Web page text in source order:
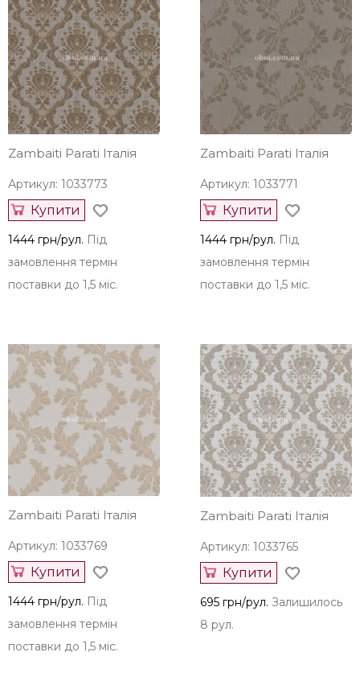
Zambaiti Parati Італія
Артикул: 1033773
Купити
1444 грн/рул. Під
замовлення термін
поставки до 1,5 міс.
Zambaiti Parati Італія
Артикул: 1033771
Купити
1444 грн/рул. Під
замовлення термін
поставки до 1,5 міс.
Zambaiti Parati Італія
Артикул: 1033769
Купити
1444 грн/рул. Під
замовлення термін
поставки до 1,5 міс.
Zambaiti Parati Італія
Артикул: 1033765
Купити
695 грн/рул. Залишилось
8 рул.